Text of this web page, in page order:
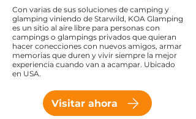
Con varias de sus soluciones de camping y
glamping viniendo de Starwild, KOA Glamping
es un sitio al aire libre para personas con
campings o glampings privados que quieran
hacer conecciones con nuevos amigos, armar
memorias que duren y vivir siempre la mejor
experiencia cuando van a acampar. Ubicado
en USA.
Visitar ahora